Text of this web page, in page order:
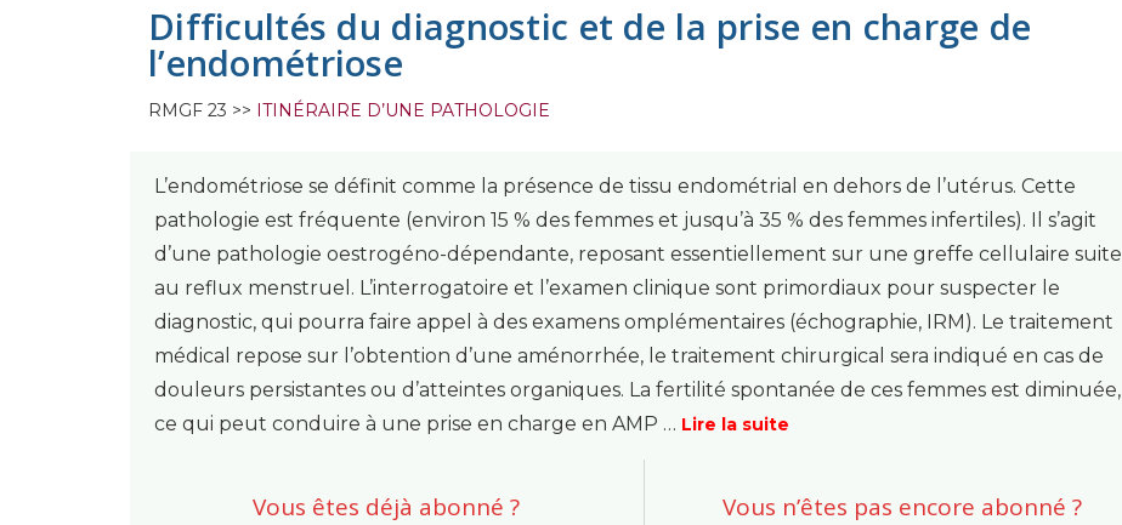
Difficultés du diagnostic et de la prise en charge de
l’endométriose
RMGF 23 >> ITINÉRAIRE D’UNE PATHOLOGIE
L’endométriose se définit comme la présence de tissu endométrial en dehors de l’utérus. Cette
pathologie est fréquente (environ 15 % des femmes et jusqu’à 35 % des femmes infertiles). Il s’agit
d’une pathologie oestrogéno-dépendante, reposant essentiellement sur une greffe cellulaire suite
au reflux menstruel. L’interrogatoire et l’examen clinique sont primordiaux pour suspecter le
diagnostic, qui pourra faire appel à des examens omplémentaires (échographie, IRM). Le traitement
médical repose sur l’obtention d’une aménorrhée, le traitement chirurgical sera indiqué en cas de
douleurs persistantes ou d’atteintes organiques. La fertilité spontanée de ces femmes est diminuée,
ce qui peut conduire à une prise en charge en AMP … Lire la suite
Vous êtes déjà abonné ? Vous n’êtes pas encore abonné ?